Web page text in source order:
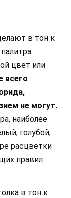
в тон к
цвет или
всего
не могут.
наиболее
голубой,
расцветки
правил:
в тон к